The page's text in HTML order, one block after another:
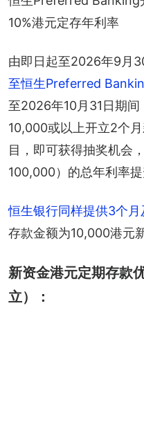
10%港元定存年利率
由即日起至2026年9月
至恒生Preferred
至2026年10月31日期
10,000或以上开立2个
目，即可获得抽奖机会
100,000）的总年利率提
恒生银行同样提供3个
存款金额为10,000港元
新资金港元定期存款
立）：